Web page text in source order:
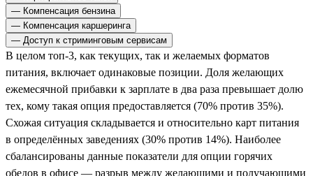
— Компенсация бензина
— Компенсация каршеринга
— Доступ к стриминговым сервисам
В целом топ-3, как текущих, так и желаемых форматов
питания, включает одинаковые позиции. Доля желающих
ежемесячной прибавки к зарплате в два раза превышает долю
тех, кому такая опция предоставляется (70% против 35%).
Схожая ситуация складывается и относительно карт питания
в определённых заведениях (30% против 14%). Наиболее
сбалансированы данные показатели для опции горячих
обедов в офисе — разрыв между желающими и получающими